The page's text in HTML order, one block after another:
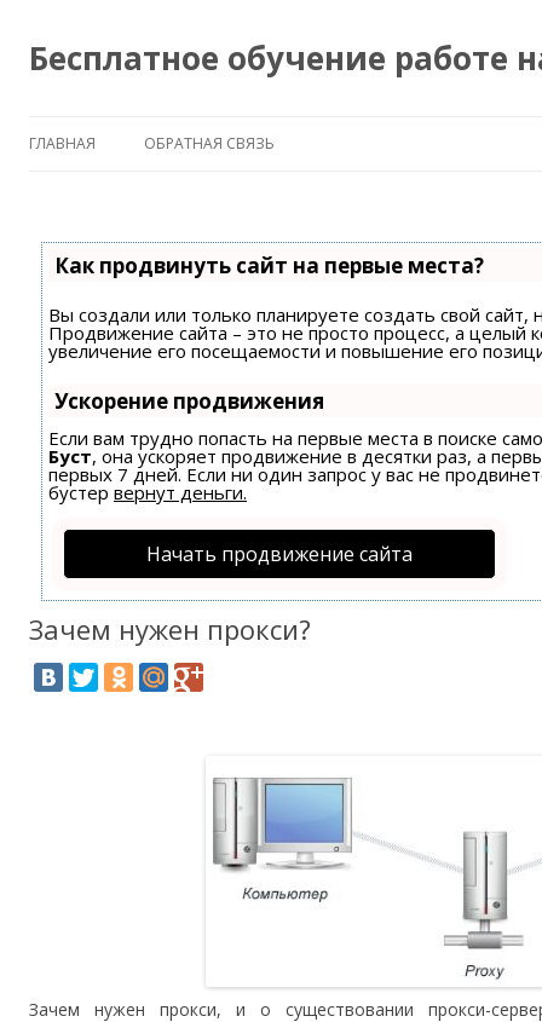
Бесплатное обучение работе
ГЛАВНАЯ ОБРАТНАЯ СВЯЗЬ
Как продвинуть сайт на первые места?
Вы создали или только планируете создать свой сайт,
Продвижение сайта – это не просто процесс, а целый
увеличение его посещаемости и повышение его
Ускорение продвижения
Если вам трудно попасть на первые места в поиске
Буст, она ускоряет продвижение в десятки раз, а
первых 7 дней. Если ни один запрос у вас не
бустер вернут деньги.
Начать продвижение сайта
Зачем нужен прокси?
Зачем нужен прокси, и о существовании прокси-